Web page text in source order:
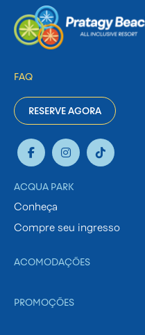
FAQ
RESERVE AGORA
ACQUA PARK
Conheça
Compre seu ingresso
ACOMODAÇÕES
PROMOÇÕES